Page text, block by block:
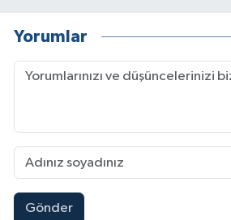
Yorumlar
Gönder